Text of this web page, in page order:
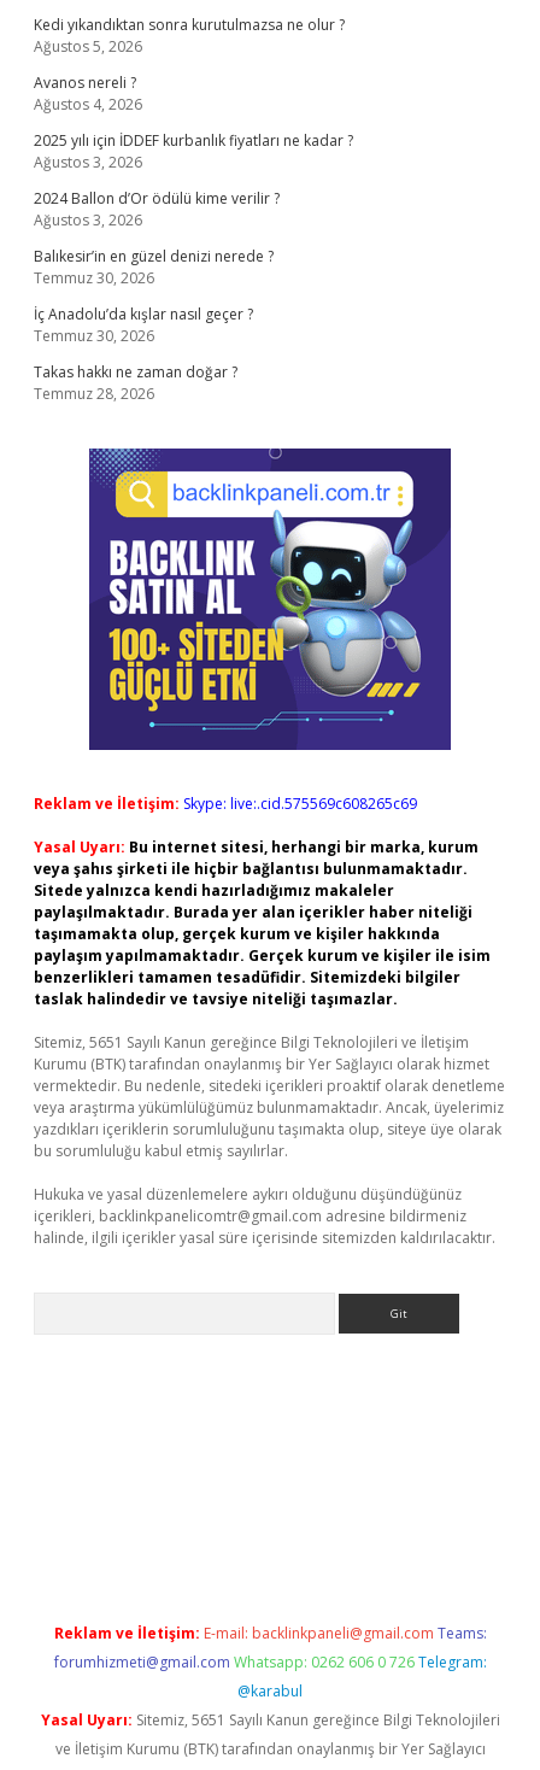
Kedi yıkandıktan sonra kurutulmazsa ne olur ?
Ağustos 5, 2026
Avanos nereli ?
Ağustos 4, 2026
2025 yılı için İDDEF kurbanlık fiyatları ne kadar ?
Ağustos 3, 2026
2024 Ballon d’Or ödülü kime verilir ?
Ağustos 3, 2026
Balıkesir’in en güzel denizi nerede ?
Temmuz 30, 2026
İç Anadolu’da kışlar nasıl geçer ?
Temmuz 30, 2026
Takas hakkı ne zaman doğar ?
Temmuz 28, 2026
Reklam ve İletişim: Skype: live:.cid.575569c608265c69
Yasal Uyarı: Bu internet sitesi, herhangi bir marka, kurum
veya şahıs şirketi ile hiçbir bağlantısı bulunmamaktadır.
Sitede yalnızca kendi hazırladığımız makaleler
paylaşılmaktadır. Burada yer alan içerikler haber niteliği
taşımamakta olup, gerçek kurum ve kişiler hakkında
paylaşım yapılmamaktadır. Gerçek kurum ve kişiler ile isim
benzerlikleri tamamen tesadüfidir. Sitemizdeki bilgiler
taslak halindedir ve tavsiye niteliği taşımazlar.
Sitemiz, 5651 Sayılı Kanun gereğince Bilgi Teknolojileri ve İletişim
Kurumu (BTK) tarafından onaylanmış bir Yer Sağlayıcı olarak hizmet
vermektedir. Bu nedenle, sitedeki içerikleri proaktif olarak denetleme
veya araştırma yükümlülüğümüz bulunmamaktadır. Ancak, üyelerimiz
yazdıkları içeriklerin sorumluluğunu taşımakta olup, siteye üye olarak
bu sorumluluğu kabul etmiş sayılırlar.
Hukuka ve yasal düzenlemelere aykırı olduğunu düşündüğünüz
içerikleri, backlinkpanelicomtr@gmail.com adresine bildirmeniz
halinde, ilgili içerikler yasal süre içerisinde sitemizden kaldırılacaktır.
Reklam ve İletişim: E-mail: backlinkpaneli@gmail.com Teams:
forumhizmeti@gmail.com Whatsapp: 0262 606 0 726 Telegram:
@karabul
Yasal Uyarı: Sitemiz, 5651 Sayılı Kanun gereğince Bilgi Teknolojileri
ve İletişim Kurumu (BTK) tarafından onaylanmış bir Yer Sağlayıcı